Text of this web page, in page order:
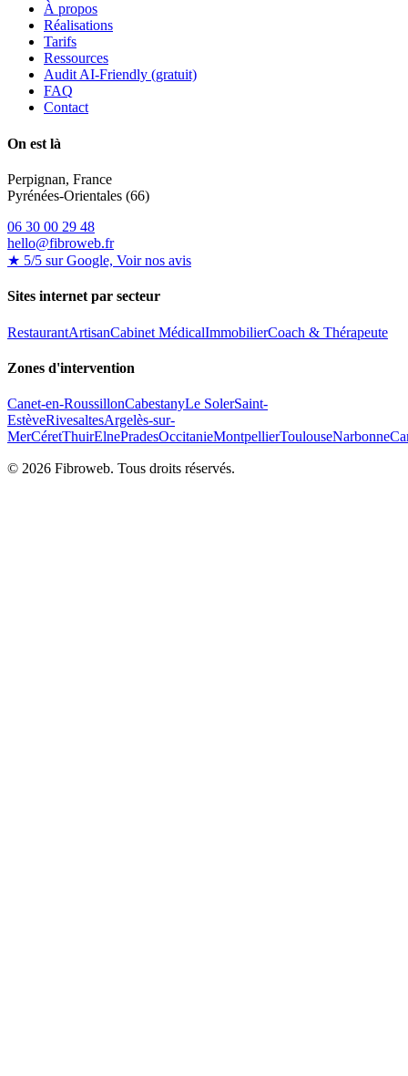
À propos
Réalisations
Tarifs
Ressources
Audit AI-Friendly (gratuit)
FAQ
Contact
On est là
Perpignan, France
Pyrénées-Orientales (66)
06 30 00 29 48
hello@fibroweb.fr
★ 5/5 sur Google, Voir nos avis
Sites internet par secteur
RestaurantArtisanCabinet MédicalImmobilierCoach & Thérapeute
Zones d'intervention
Canet-en-RoussillonCabestanyLe SolerSaint-
EstèveRivesaltesArgelès-sur-
MerCéretThuirElnePradesOccitanieMontpellierToulouseNarbonne
© 2026 Fibroweb. Tous droits réservés.